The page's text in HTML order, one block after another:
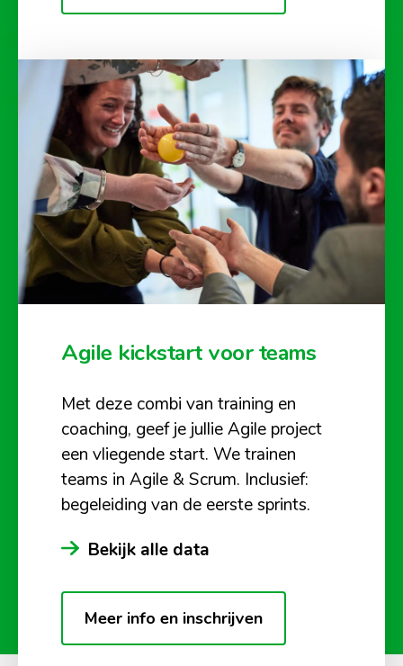
Agile kickstart voor teams
Met deze combi van training en
coaching, geef je jullie Agile project
een vliegende start. We trainen
teams in Agile & Scrum. Inclusief:
begeleiding van de eerste sprints.
Bekijk alle data
Meer info en inschrijven